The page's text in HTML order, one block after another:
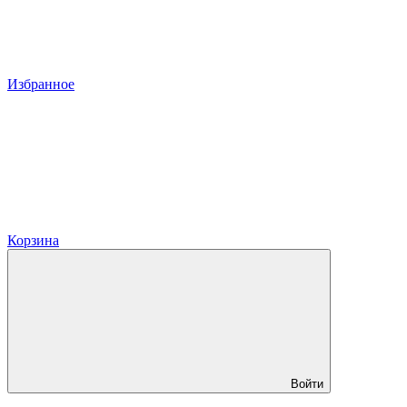
Избранное
Корзина
Войти